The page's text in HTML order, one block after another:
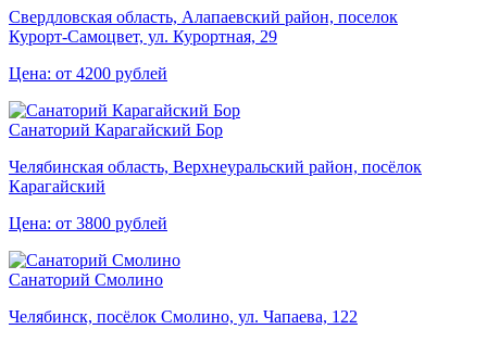
Свердловская область, Алапаевский район, поселок
Курорт‑Самоцвет, ул. Курортная, 29
Цена: от 4200 рублей
Санаторий Карагайский Бор
Челябинская область, Верхнеуральский район, посёлок
Карагайский
Цена: от 3800 рублей
Санаторий Смолино
Челябинск, посёлок Смолино, ул. Чапаева, 122